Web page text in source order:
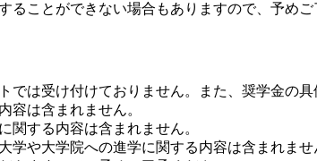
ことができない場合もありますので、予めご
は受け付けておりません。また、奨学金の
容は含まれません。
する内容は含まれません。
や大学院への進学に関する内容は含まれませ